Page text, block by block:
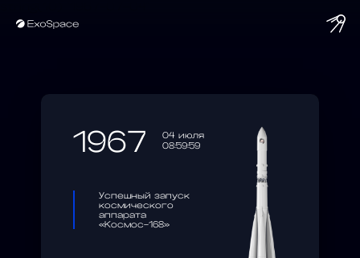
1967
04 июля
08:59:59
Успешный запуск
космического
аппарата
«Космос-168»